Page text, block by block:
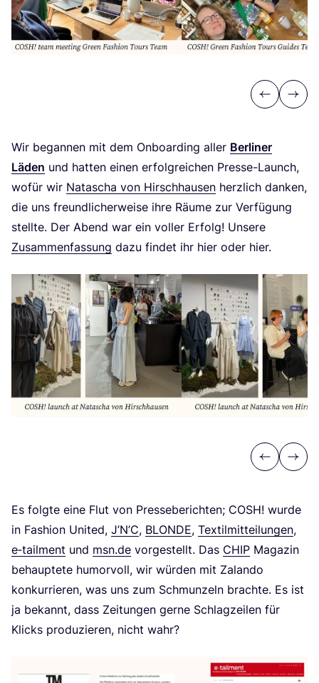
Previous
Next
Wir began­nen mit dem Onboar­ding aller Ber­li­ner
Läden und hat­ten einen erfolg­rei­chen Pres­se-Launch,
wofür wir Nata­scha von Hirsch­hau­sen herz­lich dan­ken,
die uns freund­li­cher­wei­se ihre Räu­me zur Ver­fü­gung
stell­te. Der Abend war ein vol­ler Erfolg! Unse­re
Zusam­men­fas­sung dazu fin­det ihr hier oder hier.
Previous
Next
Es folg­te eine Flut von Pres­se­be­rich­ten; COSH! wur­de
in Fashion United, J’N’C, BLON­DE, Tex­til­mit­tei­lun­gen,
e‑tailment und msn​.de vor­ge­stellt. Das CHIP Maga­zin
behaup­te­te humor­voll, wir wür­den mit Zalan­do
kon­kur­rie­ren, was uns zum Schmun­zeln brach­te. Es ist
ja bekannt, dass Zei­tun­gen ger­ne Schlag­zei­len für
Klicks pro­du­zie­ren, nicht wahr?